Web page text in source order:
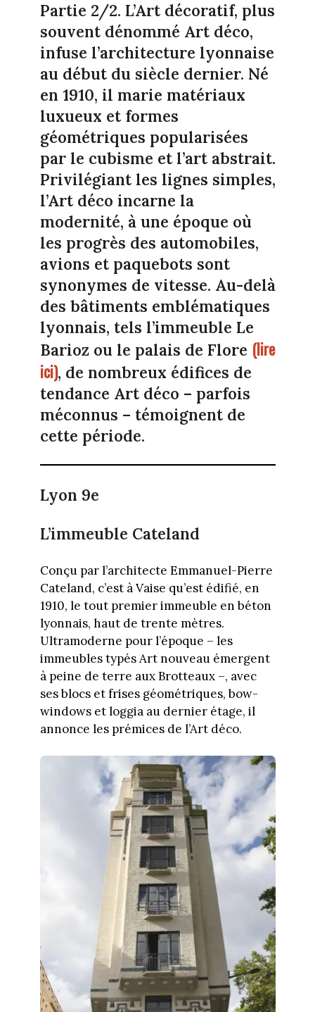
Partie 2/2. L’Art décoratif, plus
souvent dénommé Art déco,
infuse l’architecture lyonnaise
au début du siècle dernier. Né
en 1910, il marie matériaux
luxueux et formes
géométriques popularisées
par le cubisme et l’art abstrait.
Privilégiant les lignes simples,
l’Art déco incarne la
modernité, à une époque où
les progrès des automobiles,
avions et paquebots sont
synonymes de vitesse. Au-delà
des bâtiments emblématiques
lyonnais, tels l’immeuble Le
Barioz ou le palais de Flore (lire
ici), de nombreux édifices de
tendance Art déco – parfois
méconnus – témoignent de
cette période.
Lyon 9e
L’immeuble Cateland
Conçu par l’architecte Emmanuel-Pierre
Cateland, c’est à Vaise qu’est édifié, en
1910, le tout premier immeuble en béton
lyonnais, haut de trente mètres.
Ultramoderne pour l’époque – les
immeubles typés Art nouveau émergent
à peine de terre aux Brotteaux –, avec
ses blocs et frises géométriques, bow-
windows et loggia au dernier étage, il
annonce les prémices de l’Art déco.